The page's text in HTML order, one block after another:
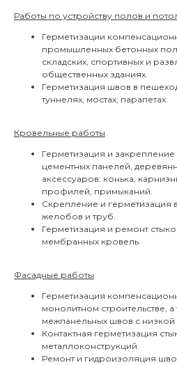
Работы по устройству полов и
Герметизации
промышленных бетонных
складских, спортивных и
общественных зданиях.
Герметизация швов в
туннелях, мостах, парапетах.
Кровельные работы
Герметизация и
цементных панелей,
аксессуаров: конька,
профилей, примыканий.
Скрепление и герметизация
желобов и труб.
Герметизация и ремонт
мембранных кровель.
Фасадные работы
Герметизация
монолитном строительстве,
межпанельных швов с
Контактная герметизация
металлоконструкций.
Ремонт и гидроизоляция